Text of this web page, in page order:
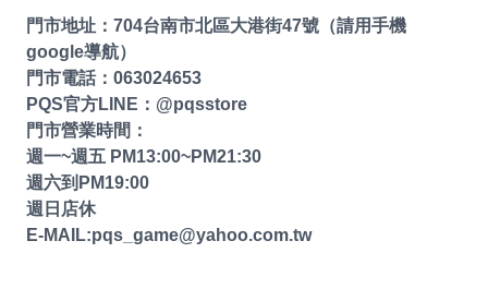
門市地址：704台南市北區大港街47號（請用手機
google導航）
門市電話：063024653
PQS官方LINE：@pqsstore
門市營業時間：
週一~週五 PM13:00~PM21:30
週六到PM19:00
週日店休
E-MAIL:pqs_game@yahoo.com.tw